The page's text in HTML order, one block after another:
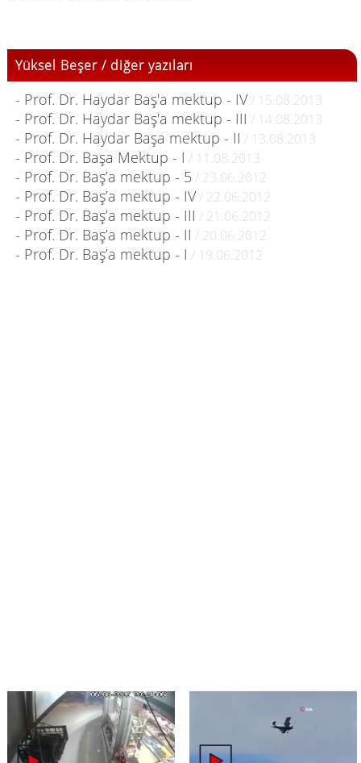
Yüksel Beşer / diğer yazıları
- Prof. Dr. Haydar Baş'a mektup - IV/ 15.08.2013
- Prof. Dr. Haydar Baş'a mektup - III / 14.08.2013
- Prof. Dr. Haydar Başa mektup - II / 13.08.2013
- Prof. Dr. Başa Mektup - I / 11.08.2013
- Prof. Dr. Baş’a mektup - 5 / 23.06.2012
- Prof. Dr. Baş’a mektup - IV/ 22.06.2012
- Prof. Dr. Baş’a mektup - III / 21.06.2012
- Prof. Dr. Baş’a mektup - II / 20.06.2012
- Prof. Dr. Baş’a mektup - I / 19.06.2012